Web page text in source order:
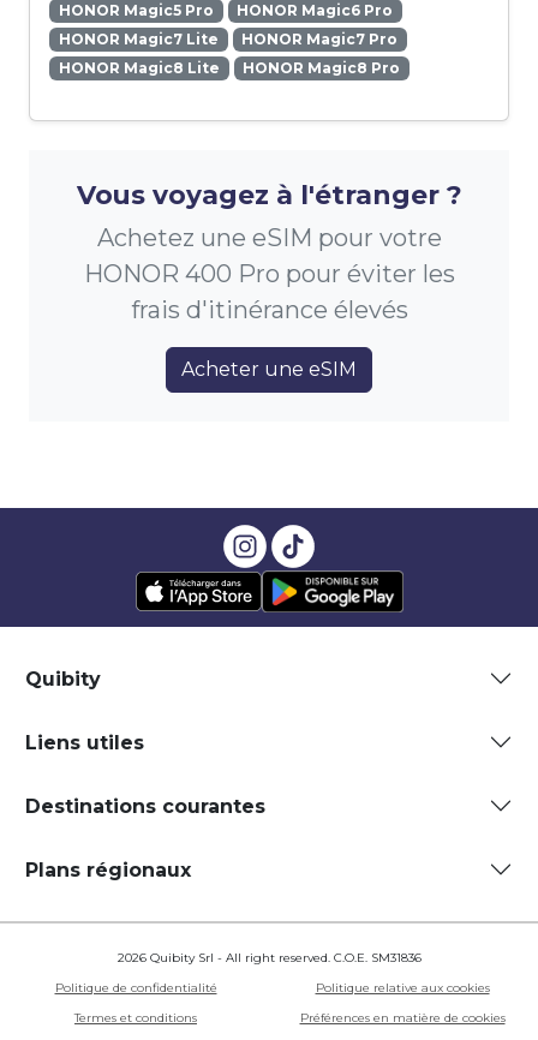
HONOR Magic5 Pro
HONOR Magic6 Pro
HONOR Magic7 Lite
HONOR Magic7 Pro
HONOR Magic8 Lite
HONOR Magic8 Pro
Vous voyagez à l'étranger ?
Achetez une eSIM pour votre
HONOR 400 Pro pour éviter les
frais d'itinérance élevés
Acheter une eSIM
Quibity
Liens utiles
Destinations courantes
Plans régionaux
2026 Quibity Srl - All right reserved. C.O.E. SM31836
Politique de confidentialité
Politique relative aux cookies
Termes et conditions
Préférences en matière de cookies